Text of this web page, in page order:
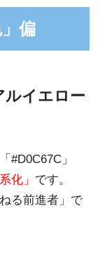
偏
ルイエロー
#D0C67C」
化」 です。
る前進者」で